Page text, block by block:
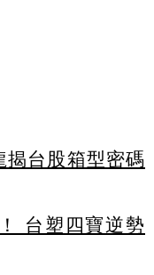
揭台股箱型密碼
台塑四寶逆勢